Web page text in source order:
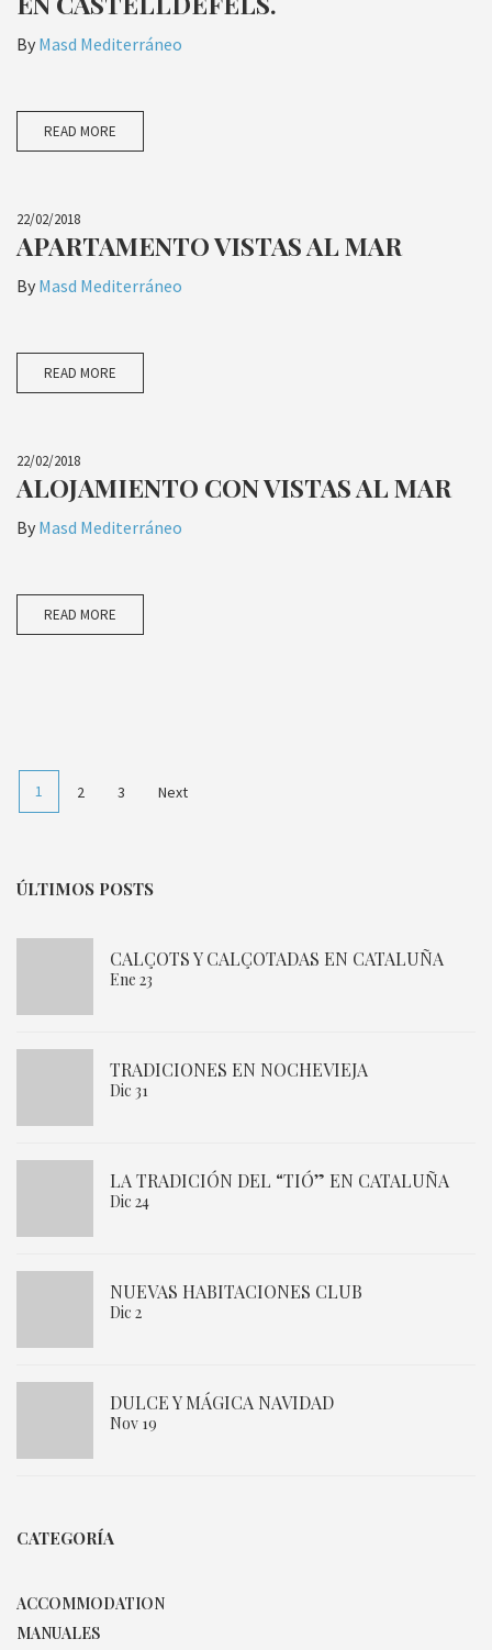
By Masd Mediterráneo
READ MORE
22/02/2018
APARTAMENTO VISTAS AL MAR
By Masd Mediterráneo
READ MORE
22/02/2018
ALOJAMIENTO CON VISTAS AL MAR
By Masd Mediterráneo
READ MORE
1 2 3 Next
ÚLTIMOS POSTS
CALÇOTS Y CALÇOTADAS EN CATALUÑA
Ene 23
TRADICIONES EN NOCHEVIEJA
Dic 31
LA TRADICIÓN DEL “TIÓ” EN CATALUÑA
Dic 24
NUEVAS HABITACIONES CLUB
Dic 2
DULCE Y MÁGICA NAVIDAD
Nov 19
CATEGORÍA
ACCOMMODATION
MANUALES